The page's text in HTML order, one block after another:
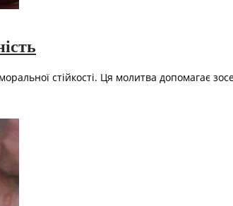
стійкості. Ця молитва допомагає